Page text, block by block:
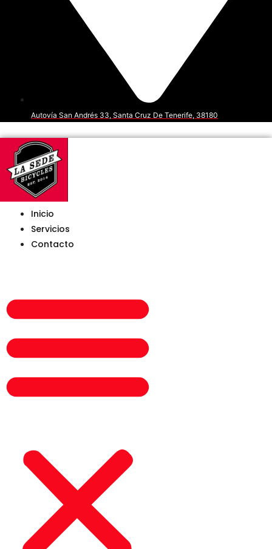
Autovía San Andrés 33, Santa Cruz De Tenerife, 38180
Inicio
Servicios
Contacto